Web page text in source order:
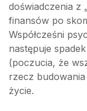
doświadczenia z
finansów po
Współcześni
następuje
(poczucia, że
rzecz
życie.